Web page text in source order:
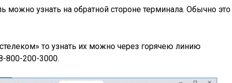
можно узнать на обратной стороне терминала. Обычно это
то узнать их можно через горячею линию
800-200-3000.